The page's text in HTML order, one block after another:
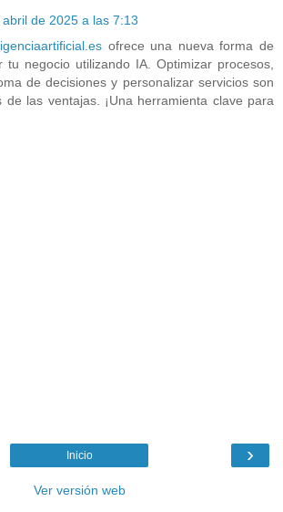
abril de 2025 a las 7:13
ofrece una nueva forma de
tu negocio utilizando IA. Optimizar procesos,
de decisiones y personalizar servicios son
de las ventajas. ¡Una herramienta clave para
›
Inicio
Ver versión web